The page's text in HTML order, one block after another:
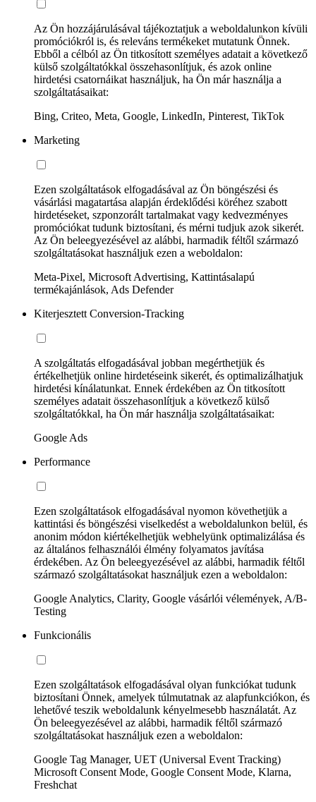
Az Ön hozzájárulásával tájékoztatjuk a weboldalunkon kívüli
promóciókról is, és releváns termékeket mutatunk Önnek.
Ebből a célból az Ön titkosított személyes adatait a következő
külső szolgáltatókkal összehasonlítjuk, és azok online
hirdetési csatornáikat használjuk, ha Ön már használja a
szolgáltatásaikat:
Bing, Criteo, Meta, Google, LinkedIn, Pinterest, TikTok
Marketing
Ezen szolgáltatások elfogadásával az Ön böngészési és
vásárlási magatartása alapján érdeklődési köréhez szabott
hirdetéseket, szponzorált tartalmakat vagy kedvezményes
promóciókat tudunk biztosítani, és mérni tudjuk azok sikerét.
Az Ön beleegyezésével az alábbi, harmadik féltől származó
szolgáltatásokat használjuk ezen a weboldalon:
Meta-Pixel, Microsoft Advertising, Kattintásalapú
termékajánlások, Ads Defender
Kiterjesztett Conversion-Tracking
A szolgáltatás elfogadásával jobban megérthetjük és
értékelhetjük online hirdetéseink sikerét, és optimalizálhatjuk
hirdetési kínálatunkat. Ennek érdekében az Ön titkosított
személyes adatait összehasonlítjuk a következő külső
szolgáltatókkal, ha Ön már használja szolgáltatásaikat:
Google Ads
Performance
Ezen szolgáltatások elfogadásával nyomon követhetjük a
kattintási és böngészési viselkedést a weboldalunkon belül, és
anonim módon kiértékelhetjük webhelyünk optimalizálása és
az általános felhasználói élmény folyamatos javítása
érdekében. Az Ön beleegyezésével az alábbi, harmadik féltől
származó szolgáltatásokat használjuk ezen a weboldalon:
Google Analytics, Clarity, Google vásárlói vélemények, A/B-
Testing
Funkcionális
Ezen szolgáltatások elfogadásával olyan funkciókat tudunk
biztosítani Önnek, amelyek túlmutatnak az alapfunkciókon, és
lehetővé teszik weboldalunk kényelmesebb használatát. Az
Ön beleegyezésével az alábbi, harmadik féltől származó
szolgáltatásokat használjuk ezen a weboldalon:
Google Tag Manager, UET (Universal Event Tracking)
Microsoft Consent Mode, Google Consent Mode, Klarna,
Freshchat